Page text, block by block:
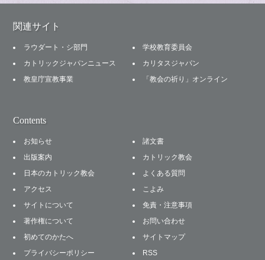
関連サイト
ラウダート・シ部門
学校教育委員会
カトリックジャパンニュース
カリタスジャパン
教皇庁宣教事業
「教会の祈り」オンライン
Contents
お知らせ
諸文書
出版案内
カトリック教会
日本のカトリック教会
よくある質問
アクセス
こよみ
サイトについて
免責・注意事項
著作権について
お問い合わせ
初めてのかたへ
サイトマップ
プライバシーポリシー
RSS